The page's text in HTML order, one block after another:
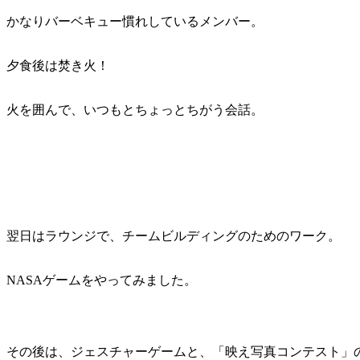
かなりバーベキュー慣れしているメンバー。
夕食後は焚き火！
火を囲んで、いつもとちょっとちがう会話。
翌日はラウンジで、チームビルディングのためのワーク。
NASAゲームをやってみました。
その後は、ジェスチャーゲームと、「映え写真コンテスト」